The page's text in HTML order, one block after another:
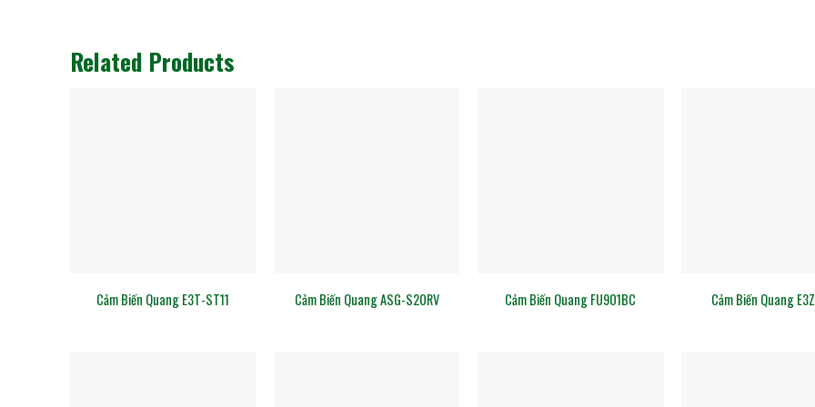
Related Products
Cảm Biến Quang E3T-ST11 Cảm Biến Quang ASG-S20RV Cảm Biến Quang FU901BC Cảm Biến Quang